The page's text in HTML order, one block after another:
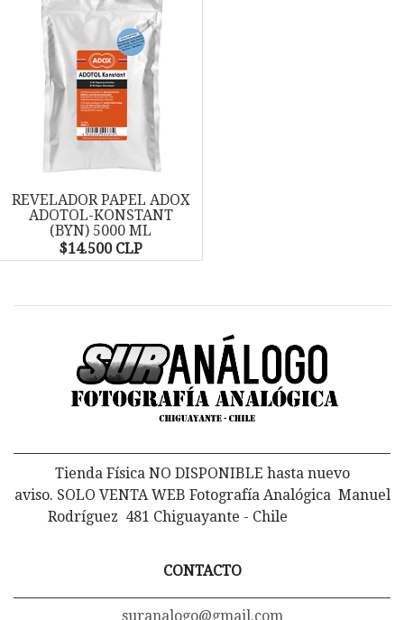
REVELADOR PAPEL ADOX
ADOTOL-KONSTANT
(BYN) 5000 ML
$14.500 CLP
Tienda Física NO DISPONIBLE hasta nuevo
aviso. SOLO VENTA WEB Fotografía Analógica Manuel
Rodríguez 481 Chiguayante - Chile
CONTACTO
suranalogo@gmail.com